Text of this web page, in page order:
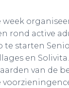
week
rond active
te starten
en
van de